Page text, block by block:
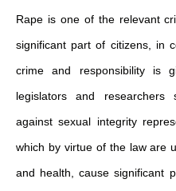
Rape is one of the relevant
significant part of citizens, in
crime and responsibility is
legislators and researchers
against sexual integrity
which by virtue of the law are
and health, cause significant